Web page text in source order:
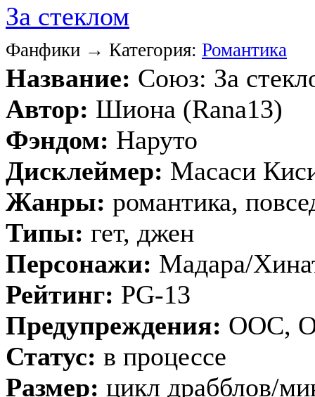
За стеклом
Фанфики → Категория: Романтика
Название: Союз: За
Автор: Шиона (Rana13)
Фэндом: Наруто
Дисклеймер: Масаси
Жанры: романтика,
Типы: гет, джен
Персонажи: Мадара/
Рейтинг: PG-13
Предупреждения: ООС,
Статус: в процессе
Размер: цикл драбблов/